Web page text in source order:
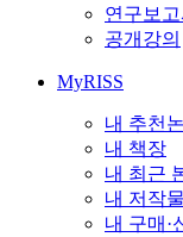
연구보고
공개강의
MyRISS
내 추천
내 책장
내 최근
내 저작
내 구매·